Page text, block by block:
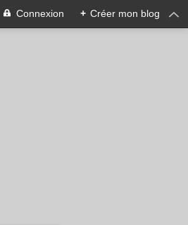
Connexion + Créer mon blog